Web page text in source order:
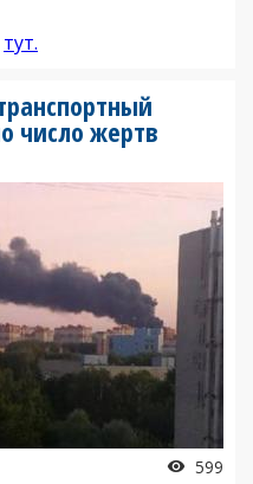
тут.
число жертв
599